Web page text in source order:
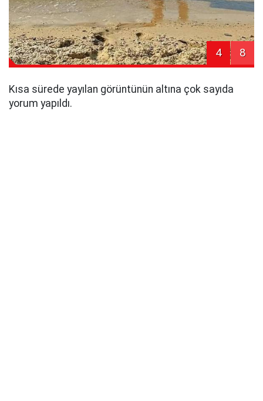
4 8
Kısa sürede yayılan görüntünün altına çok sayıda
yorum yapıldı.